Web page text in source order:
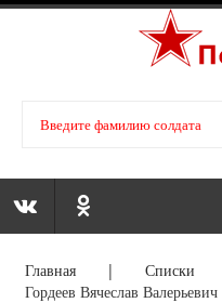
Главная |Списки
Гордеев Вячеслав Валерьевич